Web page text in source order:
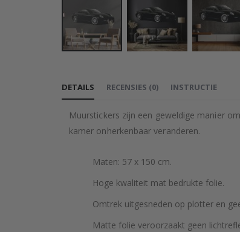
het
van
de
DETAILS
Muurstickers zijn een geweldige manier
kamer onherkenbaar veranderen.
Maten: 57 x 150 cm.
Hoge kwaliteit mat bedrukte folie.
Omtrek uitgesneden op plotter en
Matte folie veroorzaakt geen
RECENSIES (0) INSTRUCTIE